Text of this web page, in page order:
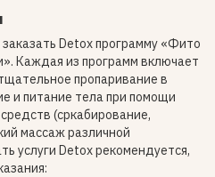
Detox программу «Фито
Каждая из программ включает
пропаривание в
и питание тела при помощи
(сркабирование,
массаж различной
услуги Detox рекомендуется,